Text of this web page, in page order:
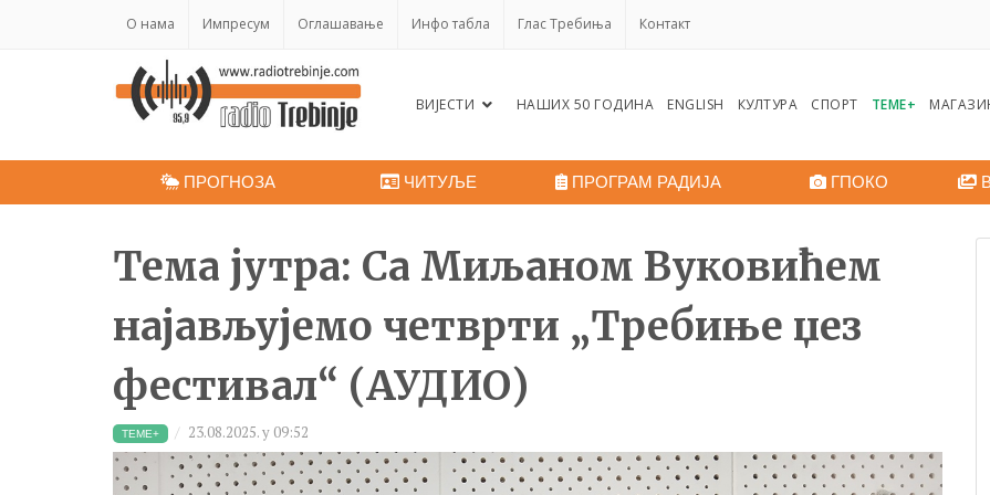
O нама Импресум Оглашавање Инфо табла Глас Требиња Контакт
ВИЈЕСТИ НАШИХ 50 ГОДИНА ENGLISH КУЛТУРА СПОРТ ТЕМЕ+
ПРОГНОЗА ЧИТУЉЕ ПРОГРАМ РАДИЈА ГПОКО
Тема јутра: Са Миљаном Вуковићем
најављујемо четврти „Требиње џез
фестивал“ (АУДИО)
ТЕМЕ+ 23.08.2025. у 09:52